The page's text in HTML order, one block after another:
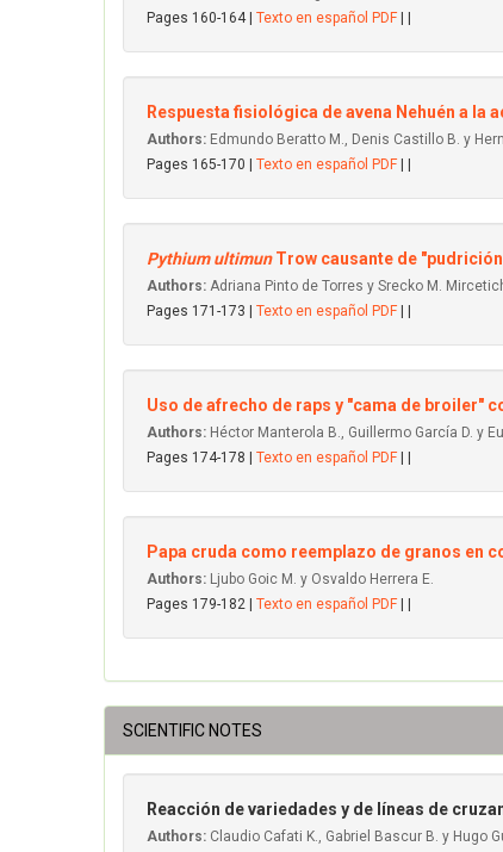
Pages 160-164 | Texto en español PDF
Respuesta fisiológica de avena Nehuén a
Authors: Edmundo Beratto M., Denis Castillo B. y
Pages 165-170 | Texto en español PDF
Pythium ultimunTrow causante de
Authors: Adriana Pinto de Torres y Srecko M.
Pages 171-173 | Texto en español PDF
Uso de afrecho de raps y "cama de broiler"
Authors: Héctor Manterola B., Guillermo García D. y
Pages 174-178 | Texto en español PDF
Papa cruda como reemplazo de granos en
Authors: Ljubo Goic M. y Osvaldo Herrera E.
Pages 179-182 | Texto en español PDF
SCIENTIFIC NOTES
Reacción de variedades y de líneas de
Authors: Claudio Cafati K., Gabriel Bascur B. y Hugo